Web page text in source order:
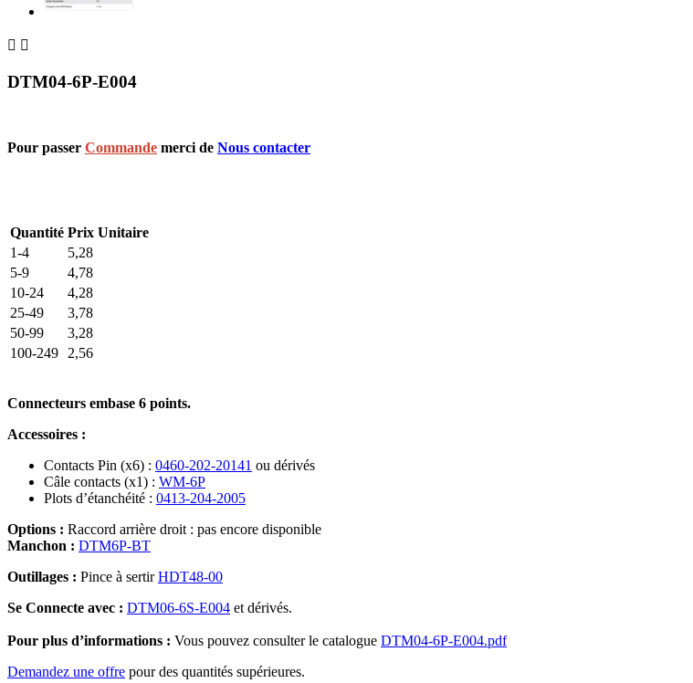
 
DTM04-6P-E004
Pour passer Commande merci de Nous contacter
Quantité Prix Unitaire
1-4
5,28
5-9
4,78
10-24
4,28
25-49
3,78
50-99
3,28
100-249 2,56
Connecteurs embase 6 points.
Accessoires :
Contacts Pin (x6) : 0460-202-20141 ou dérivés
Câle contacts (x1) : WM-6P
Plots d’étanchéité : 0413-204-2005
Options : Raccord arrière droit : pas encore disponible
Manchon : DTM6P-BT
Outillages : Pince à sertirHDT48-00
Se Connecte avec : DTM06-6S-E004 et dérivés.
Pour plus d’informations : Vous pouvez consulter le catalogue DTM04-6P-E004.pdf
Demandez une offre pour des quantités supérieures.